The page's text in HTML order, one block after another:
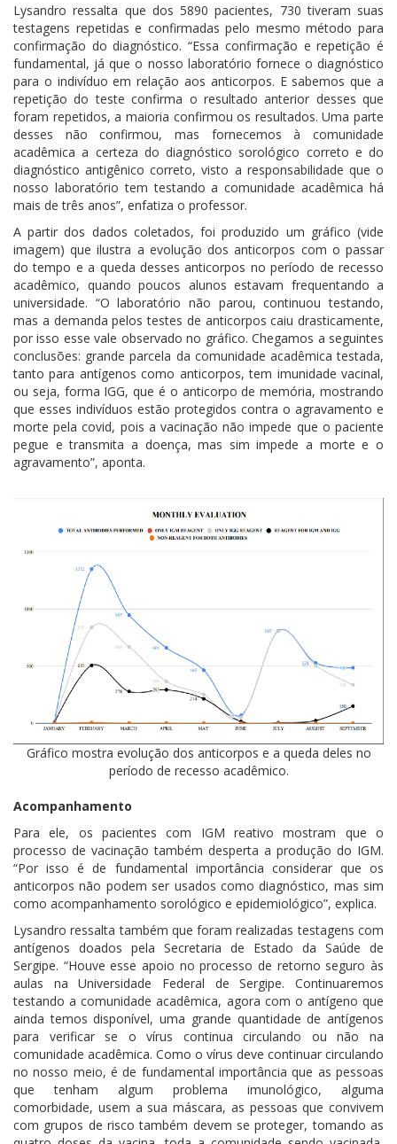
Lysandro ressalta que dos 5890 pacientes, 730 tiveram suas
testagens repetidas e confirmadas pelo mesmo método para
confirmação do diagnóstico. “Essa confirmação e repetição é
fundamental, já que o nosso laboratório fornece o diagnóstico
para o indivíduo em relação aos anticorpos. E sabemos que a
repetição do teste confirma o resultado anterior desses que
foram repetidos, a maioria confirmou os resultados. Uma parte
desses não confirmou, mas fornecemos à comunidade
acadêmica a certeza do diagnóstico sorológico correto e do
diagnóstico antigênico correto, visto a responsabilidade que o
nosso laboratório tem testando a comunidade acadêmica há
mais de três anos”, enfatiza o professor.
A partir dos dados coletados, foi produzido um gráfico (vide
imagem) que ilustra a evolução dos anticorpos com o passar
do tempo e a queda desses anticorpos no período de recesso
acadêmico, quando poucos alunos estavam frequentando a
universidade. “O laboratório não parou, continuou testando,
mas a demanda pelos testes de anticorpos caiu drasticamente,
por isso esse vale observado no gráfico. Chegamos a seguintes
conclusões: grande parcela da comunidade acadêmica testada,
tanto para antígenos como anticorpos, tem imunidade vacinal,
ou seja, forma IGG, que é o anticorpo de memória, mostrando
que esses indivíduos estão protegidos contra o agravamento e
morte pela covid, pois a vacinação não impede que o paciente
pegue e transmita a doença, mas sim impede a morte e o
agravamento”, aponta.
Gráfico mostra evolução dos anticorpos e a queda deles no
período de recesso acadêmico.
Acompanhamento
Para ele, os pacientes com IGM reativo mostram que o
processo de vacinação também desperta a produção do IGM.
“Por isso é de fundamental importância considerar que os
anticorpos não podem ser usados como diagnóstico, mas sim
como acompanhamento sorológico e epidemiológico”, explica.
Lysandro ressalta também que foram realizadas testagens com
antígenos doados pela Secretaria de Estado da Saúde de
Sergipe. “Houve esse apoio no processo de retorno seguro às
aulas na Universidade Federal de Sergipe. Continuaremos
testando a comunidade acadêmica, agora com o antígeno que
ainda temos disponível, uma grande quantidade de antígenos
para verificar se o vírus continua circulando ou não na
comunidade acadêmica. Como o vírus deve continuar circulando
no nosso meio, é de fundamental importância que as pessoas
que tenham algum problema imunológico, alguma
comorbidade, usem a sua máscara, as pessoas que convivem
com grupos de risco também devem se proteger, tomando as